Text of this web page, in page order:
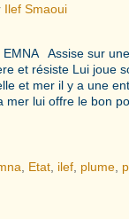
Ilef Smaoui
EMNA Assise sur
et résiste Lui joue
et mer il y a une
mer lui offre le bon
Etat ilef plume